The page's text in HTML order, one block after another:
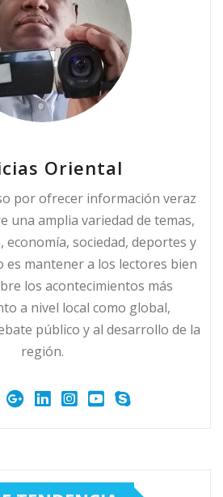
Oriental
por ofrecer información veraz
una amplia variedad de temas,
economía, sociedad, deportes y
es mantener a los lectores bien
los acontecimientos más
a nivel local como global,
público y al desarrollo de la
región.